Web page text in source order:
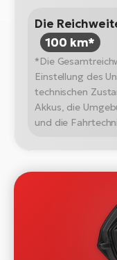
Die
100 km*
*Die
Einstellung des
technischen
Akkus, die
und die